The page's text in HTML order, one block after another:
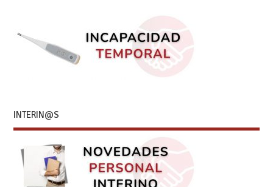
INTERIN@S